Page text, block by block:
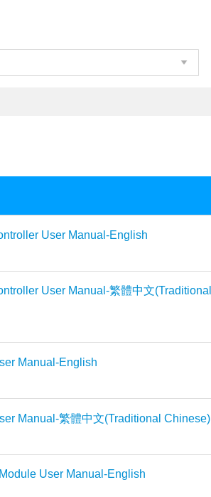
User Manual-English
User Manual-繁體中文(Traditional
Manual-English
Manual-繁體中文(Traditional Chinese)
User Manual-English